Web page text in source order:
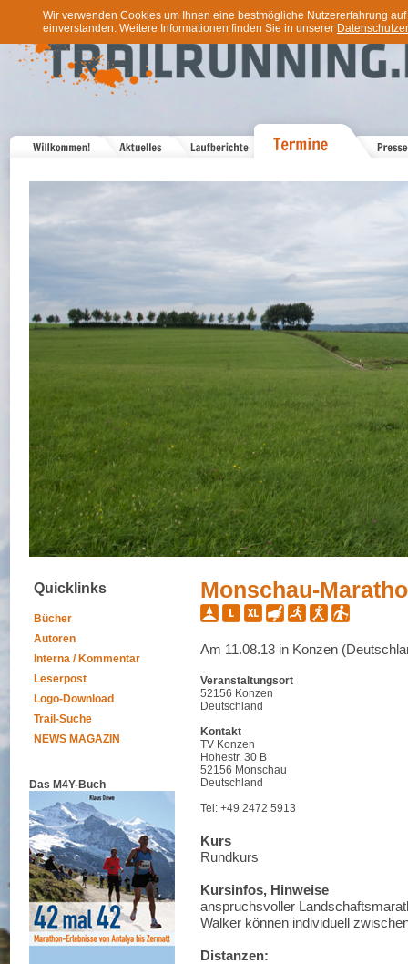
Wir verwenden Cookies um Ihnen eine bestmögliche Nutzererfahrung
einverstanden. Weitere Informationen finden Sie in unserer
Quicklinks
Bücher
Autoren
Interna / Kommentar
Leserpost
Logo-Download
Trail-Suche
NEWS MAGAZIN
Das M4Y-Buch
Monschau-
Am 11.08.13 in Konzen
Veranstaltungsort
52156 Konzen
Deutschland
Kontakt
TV Konzen
Hohestr. 30 B
52156 Monschau
Deutschland
Tel: +49 2472 5913
Kurs
Rundkurs
Kursinfos, Hinweise
anspruchsvoller
Walker können individuell
Distanzen: